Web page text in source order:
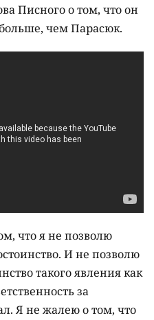
Писного о том, что он
чем Парасюк.
что я не позволю
И не позволю
такого явления как
за
Я не жалею о том, что